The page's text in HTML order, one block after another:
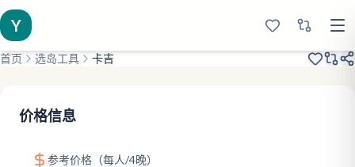
Y
首页 选岛工具 卡吉
价格信息
参考价格（每人/4晚）